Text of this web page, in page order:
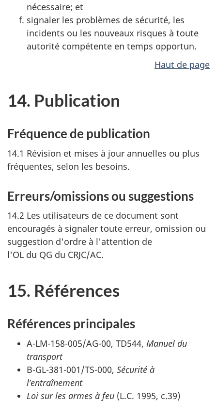
nécessaire; et
signaler les problèmes de sécurité, les
incidents ou les nouveaux risques à toute
autorité compétente en temps opportun.
Haut de page
14. Publication
Fréquence de publication
14.1 Révision et mises à jour annuelles ou plus
fréquentes, selon les besoins.
Erreurs/omissions ou suggestions
14.2 Les utilisateurs de ce document sont
encouragés à signaler toute erreur, omission ou
suggestion d'ordre à l'attention de
l'OL du QG du CRJC/AC.
15. Références
Références principales
A-LM-158-005/AG-00, TD544, Manuel du
transport
B-GL-381-001/TS-000, Sécurité à
l’entraînement
Loi sur les armes à feu (L.C. 1995, c.39)